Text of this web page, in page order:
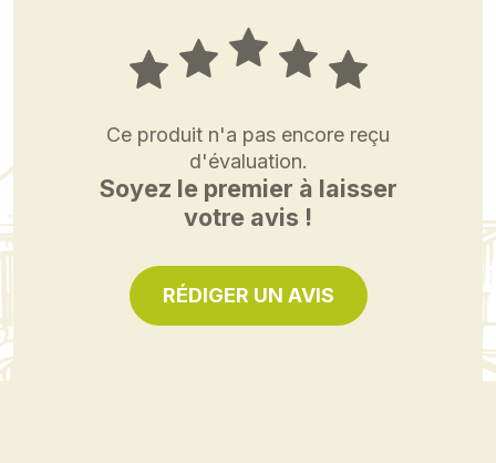
Ce produit n'a pas encore reçu
d'évaluation.
Soyez le premier à laisser
votre avis !
RÉDIGER UN AVIS